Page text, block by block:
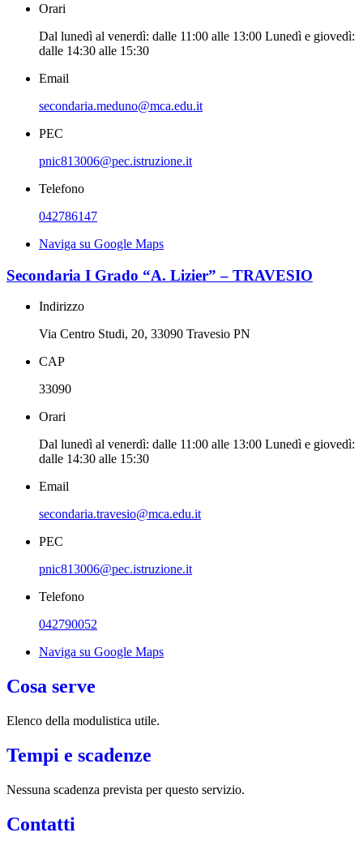
Orari
Dal lunedì al venerdì: dalle 11:00 alle 13:00 Lunedì e giovedì:
dalle 14:30 alle 15:30
Email
secondaria.meduno@mca.edu.it
PEC
pnic813006@pec.istruzione.it
Telefono
042786147
Naviga su Google Maps
Secondaria I Grado “A. Lizier” – TRAVESIO
Indirizzo
Via Centro Studi, 20, 33090 Travesio PN
CAP
33090
Orari
Dal lunedì al venerdì: dalle 11:00 alle 13:00 Lunedì e giovedì:
dalle 14:30 alle 15:30
Email
secondaria.travesio@mca.edu.it
PEC
pnic813006@pec.istruzione.it
Telefono
042790052
Naviga su Google Maps
Cosa serve
Elenco della modulistica utile.
Tempi e scadenze
Nessuna scadenza prevista per questo servizio.
Contatti